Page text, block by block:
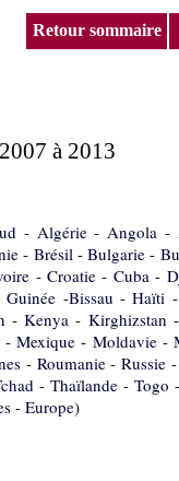
Retour sommaire
à 2013
- Algérie- Angola -
- Brésil-Bulgarie -
-Croatie - Cuba-
Guinée -Bissau -Haïti
- Kenya - Kirghizstan
-Mexique - Moldavie-
- Roumanie-Russie
- Thaïlande - Togo
- Europe)